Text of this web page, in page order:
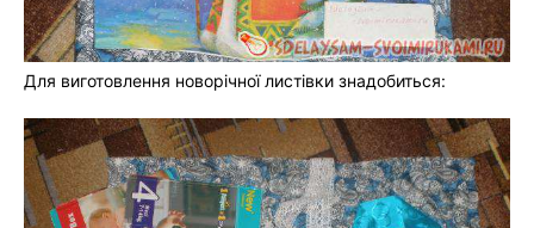
Для виготовлення новорічної листівки знадобиться: